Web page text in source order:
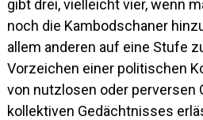
gibt drei, vielleicht vier, wenn
noch die Kambodschaner
allem anderen auf eine Stufe
Vorzeichen einer politischen
von nutzlosen oder
kollektiven Gedächtnisses